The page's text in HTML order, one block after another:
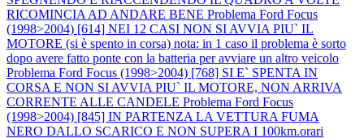
RICOMINCIA AD ANDARE BENE Problema Ford Focus
(1998>2004) [614] NEI 12 CASI NON SI AVVIA PIU` IL
MOTORE (si è spento in corsa) nota: in 1 caso il problema è sorto
dopo avere fatto ponte con la batteria per avviare un altro veicolo
Problema Ford Focus (1998>2004) [768] SI E` SPENTA IN
CORSA E NON SI AVVIA PIU` IL MOTORE, NON ARRIVA
CORRENTE ALLE CANDELE Problema Ford Focus
(1998>2004) [845] IN PARTENZA LA VETTURA FUMA
NERO DALLO SCARICO E NON SUPERA I 100km.orari